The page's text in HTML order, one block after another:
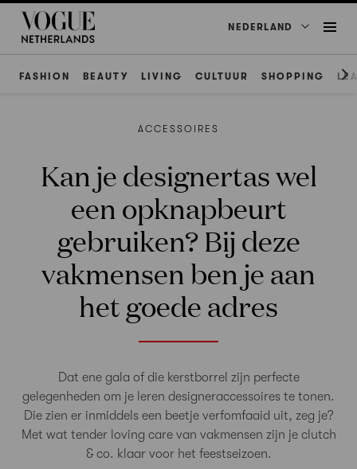
NEDERLAND
FASHION BEAUTY LIVING CULTUUR SHOPPING
ACCESSOIRES
Kan je designertas wel
een opknapbeurt
gebruiken? Bij deze
vakmensen ben je aan
het goede adres
Dat ene gala of die kerstborrel zijn perfecte
gelegenheden om je leren designeraccessoires te tonen.
Die zien er inmiddels een beetje verfomfaaid uit, zeg je?
Met wat tender loving care van vakmensen zijn je clutch
& co. klaar voor het feestseizoen.